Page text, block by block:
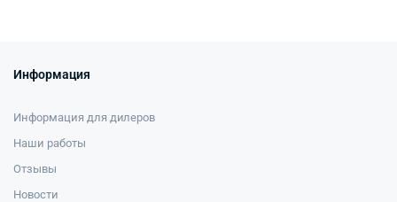
Информация
Информация для дилеров
Наши работы
Отзывы
Новости